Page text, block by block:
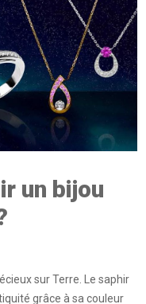
un bijou
sur Terre. Le saphir
grâce à sa couleur